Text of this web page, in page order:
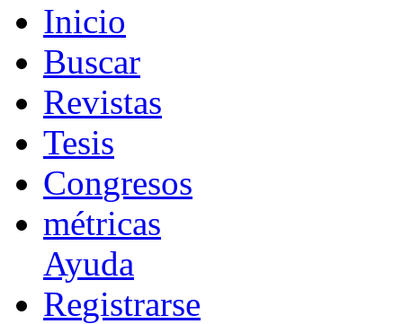
Inicio
Buscar
Revistas
Tesis
Congresos
métricas
Ayuda
Registrarse